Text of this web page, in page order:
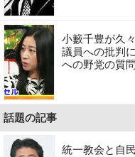
小籔千豊が久
議員への批判
への野党の質
話題の記事
統一教会と自